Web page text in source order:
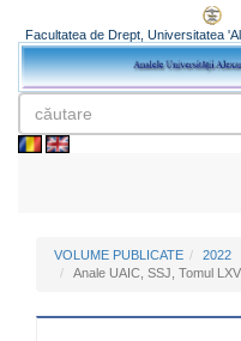
Facultatea de Drept, Universitatea
VOLUME PUBLICATE
2022
Anale UAIC, SSJ, Tomul